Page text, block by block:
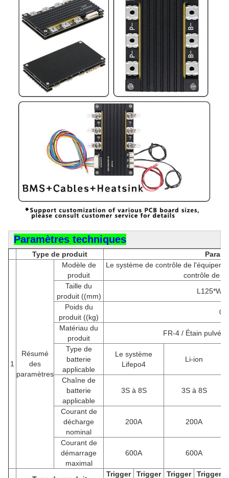
Paramètres techniques
Type de produit
1
Résumé
des
paramètres
Modèle de
produit
Le système de contrôle de
contrôle de
Taille du
produit ((mm)
Poids du
produit ((kg)
0.3
Matériau du
produit
FR-4 / Étain
Type de
batterie
applicable
Le système
Lifepo4
Li-ion
Chaîne de
batterie
applicable
3S à 8S 3S à 8S
Courant de
décharge
nominal
200A 200A
Courant de
démarrage
maximal
600A 600A
Trigger
Trigger
Trigger
Trigger